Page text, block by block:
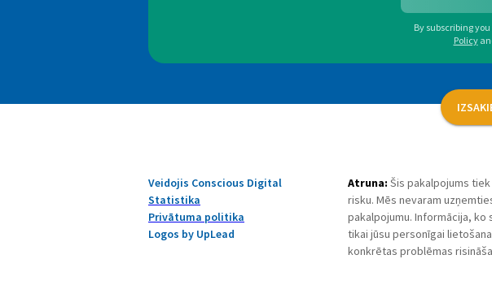
By subscribing
Policy
Veidojis Conscious Digital
Statistika
Privātuma politika
Logos by UpLead
Atruna: Šis pakalpojums
risku. Mēs nevaram
pakalpojumu. Informācija,
tikai jūsu personīgai
konkrētas problēmas